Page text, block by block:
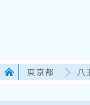
東京都 八